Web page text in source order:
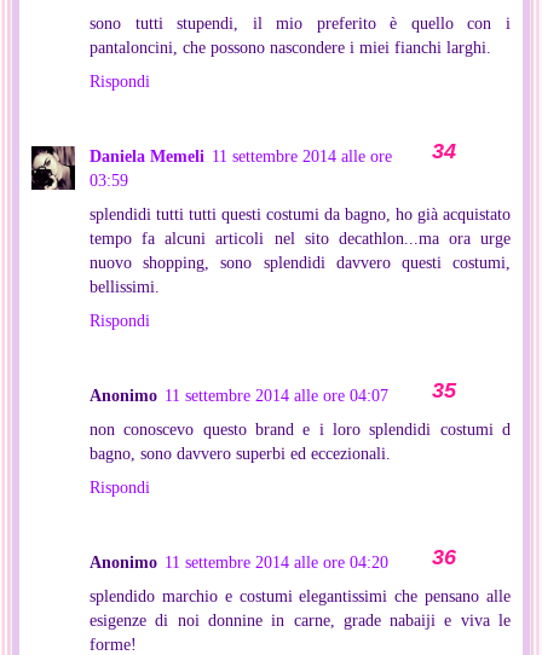
sono tutti stupendi, il mio preferito è quello con i
pantaloncini, che possono nascondere i miei fianchi larghi.
Rispondi
Daniela Memeli 11 settembre 2014 alle ore
03:59
splendidi tutti tutti questi costumi da bagno, ho già acquistato
tempo fa alcuni articoli nel sito decathlon...ma ora urge
nuovo shopping, sono splendidi davvero questi costumi,
bellissimi.
Rispondi
Anonimo 11 settembre 2014 alle ore 04:07
non conoscevo questo brand e i loro splendidi costumi d
bagno, sono davvero superbi ed eccezionali.
Rispondi
Anonimo 11 settembre 2014 alle ore 04:20
splendido marchio e costumi elegantissimi che pensano alle
esigenze di noi donnine in carne, grade nabaiji e viva le
forme!